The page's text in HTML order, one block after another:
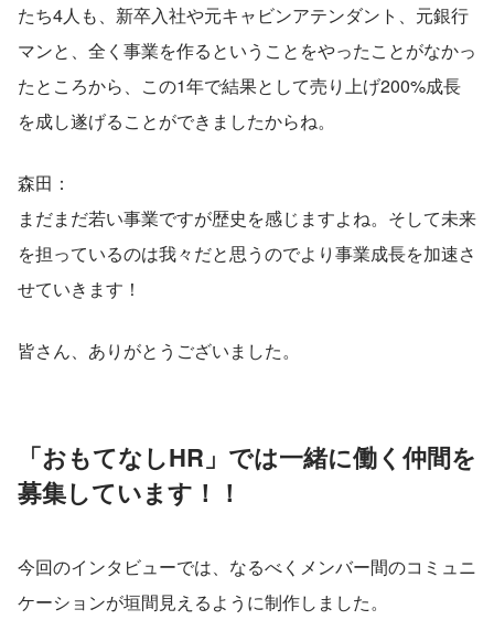
たち4人も、新卒入社や元キャビンアテンダント、元銀行
マンと、全く事業を作るということをやったことがなかっ
たところから、この1年で結果として売り上げ200%成長
を成し遂げることができましたからね。
森田：
まだまだ若い事業ですが歴史を感じますよね。そして未来
を担っているのは我々だと思うのでより事業成長を加速さ
せていきます！
皆さん、ありがとうございました。
「おもてなしHR」では一緒に働く仲間を
募集しています！！
今回のインタビューでは、なるべくメンバー間のコミュニ
ケーションが垣間見えるように制作しました。